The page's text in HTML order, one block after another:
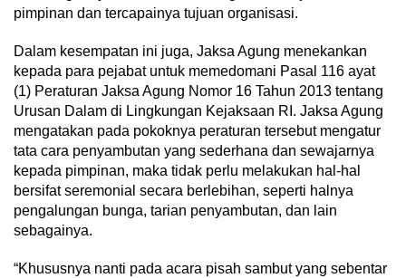
pimpinan dan tercapainya tujuan organisasi.
Dalam kesempatan ini juga, Jaksa Agung menekankan
kepada para pejabat untuk memedomani Pasal 116 ayat
(1) Peraturan Jaksa Agung Nomor 16 Tahun 2013 tentang
Urusan Dalam di Lingkungan Kejaksaan RI. Jaksa Agung
mengatakan pada pokoknya peraturan tersebut mengatur
tata cara penyambutan yang sederhana dan sewajarnya
kepada pimpinan, maka tidak perlu melakukan hal-hal
bersifat seremonial secara berlebihan, seperti halnya
pengalungan bunga, tarian penyambutan, dan lain
sebagainya.
“Khususnya nanti pada acara pisah sambut yang sebentar